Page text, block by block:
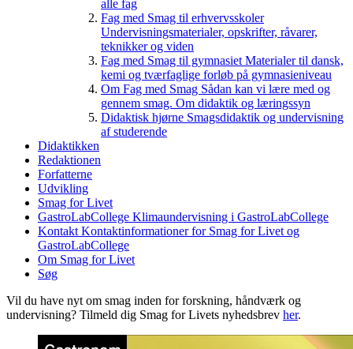
alle fag
Fag med Smag til erhvervsskoler
Undervisningsmaterialer, opskrifter, råvarer,
teknikker og viden
Fag med Smag til gymnasiet Materialer til dansk,
kemi og tværfaglige forløb på gymnasieniveau
Om Fag med Smag Sådan kan vi lære med og
gennem smag. Om didaktik og læringssyn
Didaktisk hjørne Smagsdidaktik og undervisning
af studerende
Didaktikken
Redaktionen
Forfatterne
Udvikling
Smag for Livet
GastroLabCollege Klimaundervisning i GastroLabCollege
Kontakt Kontaktinformationer for Smag for Livet og
GastroLabCollege
Om Smag for Livet
Søg
Vil du have nyt om smag inden for forskning, håndværk og
undervisning? Tilmeld dig Smag for Livets nyhedsbrev her.